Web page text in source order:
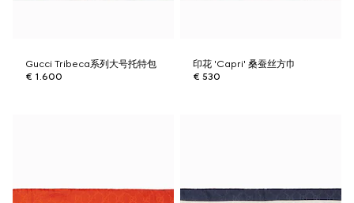
Gucci Tribeca系列大号托特包
€ 1.600
印花 'Capri' 桑蚕丝方巾
€ 530